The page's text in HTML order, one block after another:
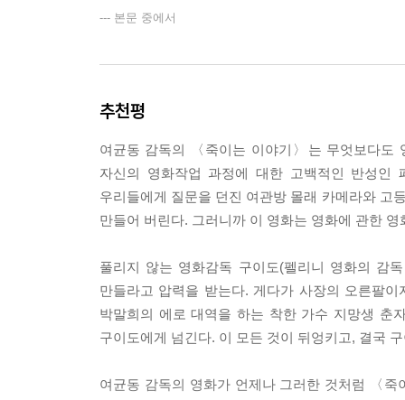
--- 본문 중에서
추천평
여균동 감독의 〈죽이는 이야기〉는 무엇보다도
자신의 영화작업 과정에 대한 고백적인 반성
우리들에게 질문을 던진 여관방 몰래 카메라와 고
만들어 버린다. 그러니까 이 영화는 영화에 관한
풀리지 않는 영화감독 구이도(펠리니 영화의 감
만들라고 압력을 받는다. 게다가 사장의 오른팔
박말희의 에로 대역을 하는 착한 가수 지망생 춘
구이도에게 넘긴다. 이 모든 것이 뒤엉키고, 결국
여균동 감독의 영화가 언제나 그러한 것처럼 〈